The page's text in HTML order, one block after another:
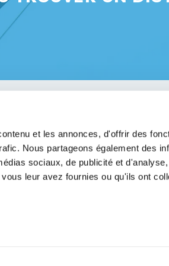
et les annonces, d'offrir des
Nous partageons également des
sociaux, de publicité et
leur avez fournies ou qu'ils ont